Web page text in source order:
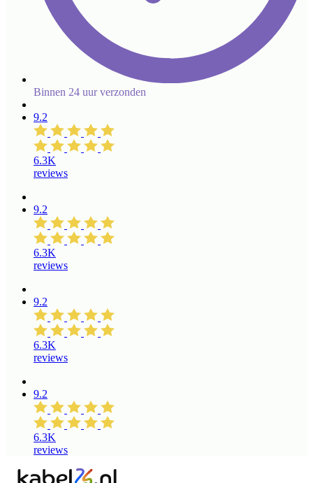
Binnen 24 uur verzonden
9.2
6.3K
reviews
9.2
6.3K
reviews
9.2
6.3K
reviews
9.2
6.3K
reviews